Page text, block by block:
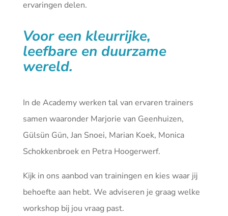
ervaringen delen.
Voor een kleurrijke,
leefbare en duurzame
wereld.
In de Academy werken tal van ervaren trainers
samen waaronder Marjorie van Geenhuizen,
Gülsün Gün, Jan Snoei, Marian Koek, Monica
Schokkenbroek en Petra Hoogerwerf.
Kijk in ons aanbod van trainingen en kies waar jij
behoefte aan hebt. We adviseren je graag welke
workshop bij jou vraag past.